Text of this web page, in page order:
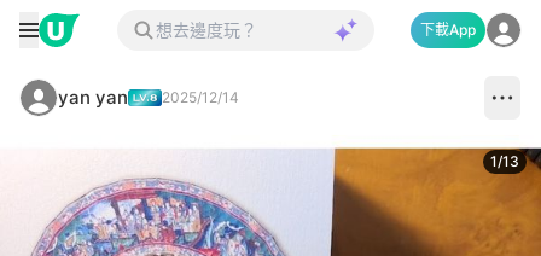
下載App
yan yan 2025/12/14
1/13